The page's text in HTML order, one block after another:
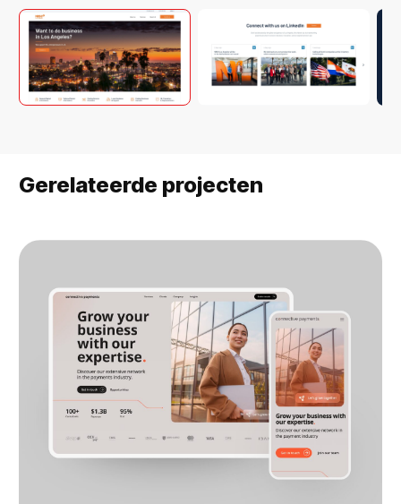
Gerelateerde projecten